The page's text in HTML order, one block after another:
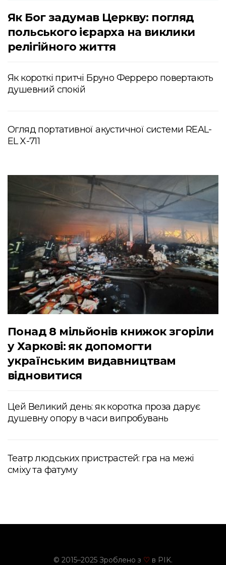
Як Бог задумав Церкву: погляд
польського ієрарха на виклики
релігійного життя
Як короткі притчі Бруно Ферреро повертають
душевний спокій
Огляд портативної акустичної системи REAL-
EL X-711
Понад 8 мільйонів книжок згоріли
у Харкові: як допомогти
українським видавництвам
відновитися
Цей Великий день: як коротка проза дарує
душевну опору в часи випробувань
Театр людських пристрастей: гра на межі
сміху та фатуму
© 2015–2025 Зроблено з ♡ в PIK.